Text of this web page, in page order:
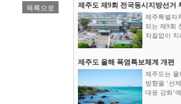
목록으로 제주도 제9회 전국동시지방선거
제주특별자
되는 제9회
차질없이 치
제주도 올해 폭염특보체계 개편
제주도는 올
방향을 ‘선
대응 강화’에..